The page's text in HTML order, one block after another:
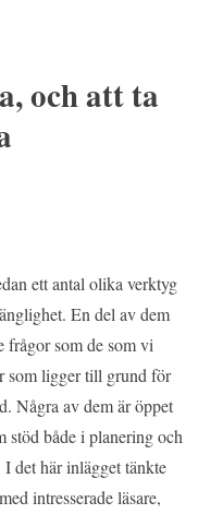
och att ta
ett antal olika verktyg
En del av dem
frågor som de som vi
som ligger till grund för
Några av dem är öppet
stöd både i planering och
det här inlägget tänkte
intresserade läsare,